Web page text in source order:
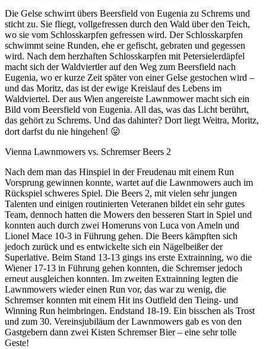
Die Gelse schwirrt übers Beersfield von Eugenia zu Schrems und
sticht zu. Sie fliegt, vollgefressen durch den Wald über den Teich,
wo sie vom Schlosskarpfen gefressen wird. Der Schlosskarpfen
schwimmt seine Runden, ehe er gefischt, gebraten und gegessen
wird. Nach dem herzhaften Schlosskarpfen mit Petersielerdäpfel
macht sich der Waldviertler auf den Weg zum Beersfield nach
Eugenia, wo er kurze Zeit später von einer Gelse gestochen wird –
und das Moritz, das ist der ewige Kreislauf des Lebens im
Waldviertel. Der aus Wien angereiste Lawnmower macht sich ein
Bild vom Beersfield von Eugenia. All das, was das Licht berührt,
das gehört zu Schrems. Und das dahinter? Dort liegt Weitra, Moritz,
dort darfst du nie hingehen! 😛
Vienna Lawnmowers vs. Schremser Beers 2
Nach dem man das Hinspiel in der Freudenau mit einem Run
Vorsprung gewinnen konnte, wartet auf die Lawnmowers auch im
Rückspiel schweres Spiel. Die Beers 2, mit vielen sehr jungen
Talenten und einigen routinierten Veteranen bildet ein sehr gutes
Team, dennoch hatten die Mowers den besseren Start in Spiel und
konnten auch durch zwei Homeruns von Luca von Ameln und
Lionel Mace 10-3 in Führung gehen. Die Beers kämpften sich
jedoch zurück und es entwickelte sich ein Nägelbeißer der
Superlative. Beim Stand 13-13 gings ins erste Extrainning, wo die
Wiener 17-13 in Führung gehen konnten, die Schremser jedoch
erneut ausgleichen konnten. Im zweiten Extrainning legten die
Lawnmowers wieder einen Run vor, das war zu wenig, die
Schremser konnten mit einem Hit ins Outfield den Tieing- und
Winning Run heimbringen. Endstand 18-19. Ein bisschen als Trost
und zum 30. Vereinsjubiläum der Lawnmowers gab es von den
Gastgebern dann zwei Kisten Schremser Bier – eine sehr tolle
Geste!